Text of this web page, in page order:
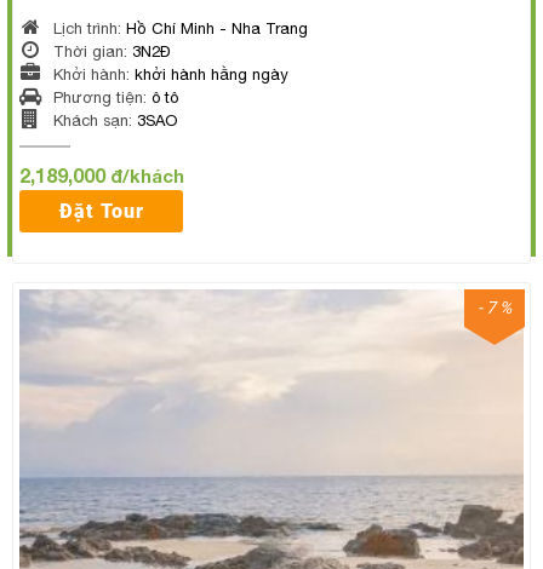
Lịch trình: Hồ Chí Minh - Nha Trang
Thời gian: 3N2Đ
Khởi hành: khởi hành hằng ngày
Phương tiện: ô tô
Khách sạn: 3SAO
2,189,000 đ/khách
Đặt Tour
- 7 %